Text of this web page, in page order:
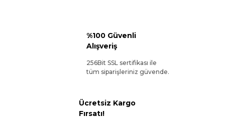
%100 Güvenli
Alışveriş
256Bit SSL sertifikası ile
tüm siparişleriniz güvende.
Ücretsiz Kargo
Fırsatı!